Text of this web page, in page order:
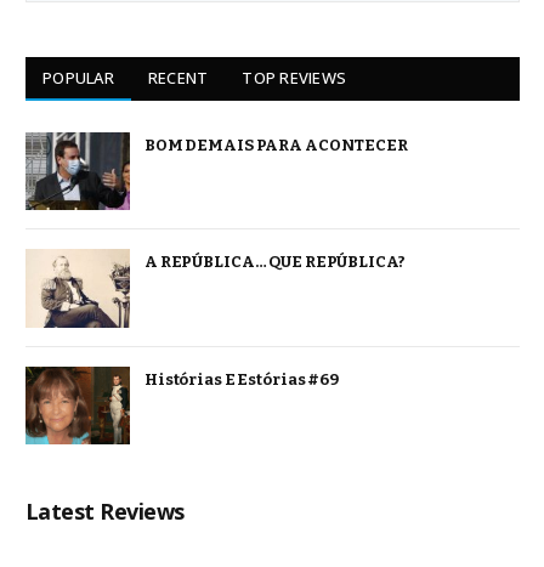
POPULAR RECENT TOP REVIEWS
BOM DEMAIS PARA ACONTECER
A REPÚBLICA… QUE REPÚBLICA?
Histórias E Estórias #69
Latest Reviews